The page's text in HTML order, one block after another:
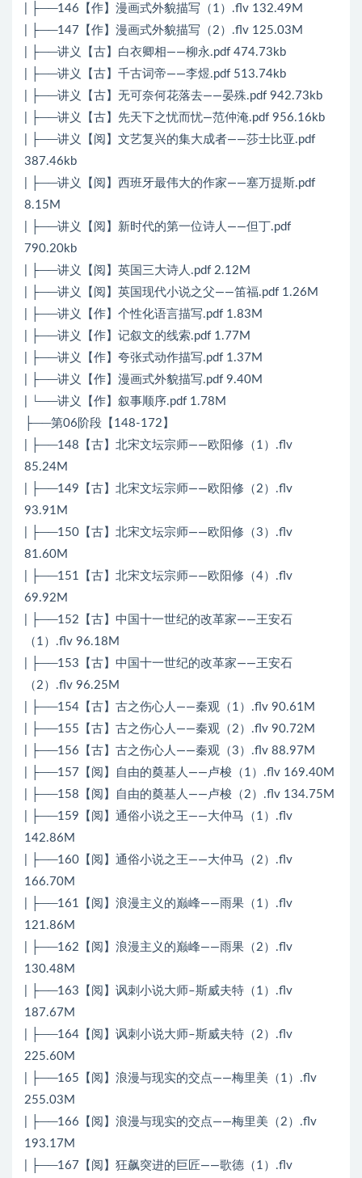
| ├──146【作】漫画式外貌描写（1）.flv 132.49M
| ├──147【作】漫画式外貌描写（2）.flv 125.03M
| ├──讲义【古】白衣卿相——柳永.pdf 474.73kb
| ├──讲义【古】千古词帝——李煜.pdf 513.74kb
| ├──讲义【古】无可奈何花落去——晏殊.pdf 942.73kb
| ├──讲义【古】先天下之忧而忧—范仲淹.pdf 956.16kb
| ├──讲义【阅】文艺复兴的集大成者——莎士比亚.pdf
387.46kb
| ├──讲义【阅】西班牙最伟大的作家——塞万提斯.pdf
8.15M
| ├──讲义【阅】新时代的第一位诗人——但丁.pdf
790.20kb
| ├──讲义【阅】英国三大诗人.pdf 2.12M
| ├──讲义【阅】英国现代小说之父——笛福.pdf 1.26M
| ├──讲义【作】个性化语言描写.pdf 1.83M
| ├──讲义【作】记叙文的线索.pdf 1.77M
| ├──讲义【作】夸张式动作描写.pdf 1.37M
| ├──讲义【作】漫画式外貌描写.pdf 9.40M
| └──讲义【作】叙事顺序.pdf 1.78M
├──第06阶段【148-172】
| ├──148【古】北宋文坛宗师——欧阳修（1）.flv
85.24M
| ├──149【古】北宋文坛宗师——欧阳修（2）.flv
93.91M
| ├──150【古】北宋文坛宗师——欧阳修（3）.flv
81.60M
| ├──151【古】北宋文坛宗师——欧阳修（4）.flv
69.92M
| ├──152【古】中国十一世纪的改革家——王安石
（1）.flv 96.18M
| ├──153【古】中国十一世纪的改革家——王安石
（2）.flv 96.25M
| ├──154【古】古之伤心人——秦观（1）.flv 90.61M
| ├──155【古】古之伤心人——秦观（2）.flv 90.72M
| ├──156【古】古之伤心人——秦观（3）.flv 88.97M
| ├──157【阅】自由的奠基人——卢梭（1）.flv 169.40M
| ├──158【阅】自由的奠基人——卢梭（2）.flv 134.75M
| ├──159【阅】通俗小说之王——大仲马（1）.flv
142.86M
| ├──160【阅】通俗小说之王——大仲马（2）.flv
166.70M
| ├──161【阅】浪漫主义的巅峰——雨果（1）.flv
121.86M
| ├──162【阅】浪漫主义的巅峰——雨果（2）.flv
130.48M
| ├──163【阅】讽刺小说大师–斯威夫特（1）.flv
187.67M
| ├──164【阅】讽刺小说大师–斯威夫特（2）.flv
225.60M
| ├──165【阅】浪漫与现实的交点——梅里美（1）.flv
255.03M
| ├──166【阅】浪漫与现实的交点——梅里美（2）.flv
193.17M
| ├──167【阅】狂飙突进的巨匠——歌德（1）.flv